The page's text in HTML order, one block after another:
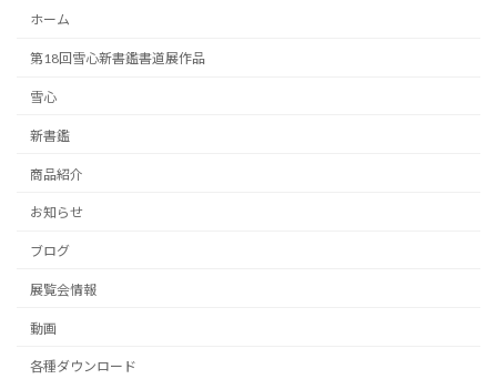
ホーム
第18回雪心新書鑑書道展作品
雪心
新書鑑
商品紹介
お知らせ
ブログ
展覧会情報
動画
各種ダウンロード